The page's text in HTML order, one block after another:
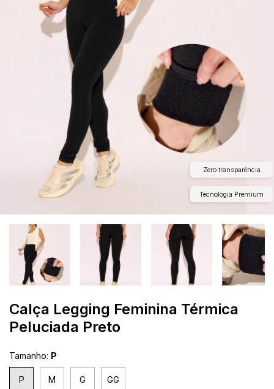
Tecnologia Premium
Zero transparência
Calça Legging Feminina Térmica
Peluciada Preto
Tamanho: P
P M G GG